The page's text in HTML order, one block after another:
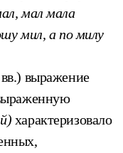
мал мала
мил, а по милу
выражение
характеризовало